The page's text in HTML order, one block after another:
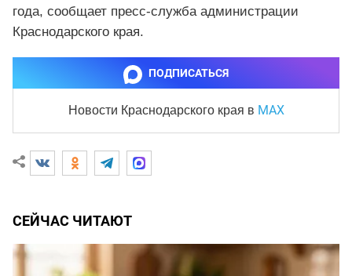
года, сообщает пресс-служба администрации
Краснодарского края.
ПОДПИСАТЬСЯ
Новости Краснодарского края в MAX
СЕЙЧАС ЧИТАЮТ